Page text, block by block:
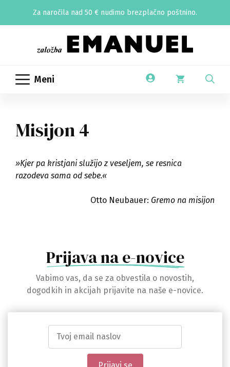
Za naročila nad 50 € nudimo brezplačno poštnino.
Meni
Misijon 4
»Kjer pa kristjani služijo z veseljem, se resnica
razodeva sama od sebe.«
Otto Neubauer: Gremo na misijon
Prijava na e-novice
Vabimo vas, da se za obvestila o novostih,
dogodkih in akcijah prijavite na naše e-novice.